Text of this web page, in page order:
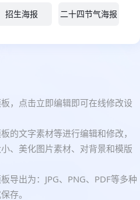
招生海报 二十四节气海报
，点击立即编辑即可在线修改设
的文字素材等进行编辑和修改，
、美化图片素材、对背景和模版
导出为：JPG、PNG、PDF等多种
存。